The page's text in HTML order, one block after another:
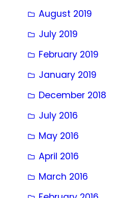
August 2019
July 2019
February 2019
January 2019
December 2018
July 2016
May 2016
April 2016
March 2016